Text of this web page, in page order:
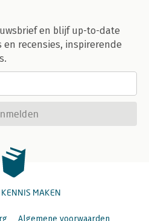
en blijf up-to-date
recensies, inspirerende
KENNIS MAKEN
Algemene voorwaarden